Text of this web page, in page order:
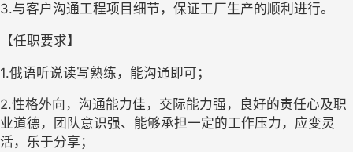
3.与客户沟通工程项目细节，保证工厂生产的顺利进行。
【任职要求】
1.俄语听说读写熟练，能沟通即可；
2.性格外向，沟通能力佳，交际能力强，良好的责任心及职
业道德，团队意识强、能够承担一定的工作压力，应变灵
活，乐于分享；